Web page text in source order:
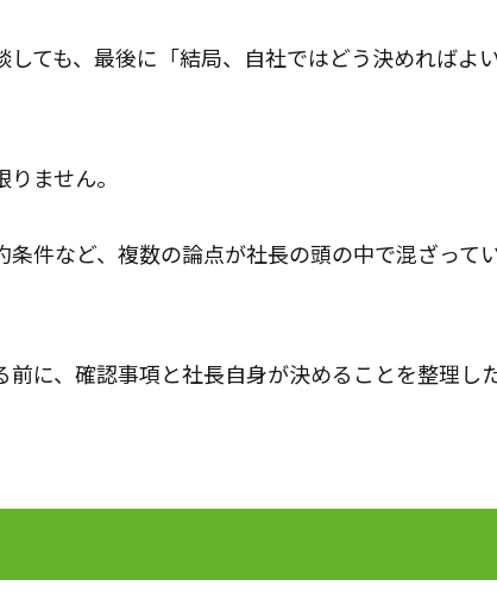
ても、最後に「結局、自社ではどう決めればよ
ません。
件など、複数の論点が社長の頭の中で混ざって
に、確認事項と社長自身が決めることを整理し
っておりません。
メール